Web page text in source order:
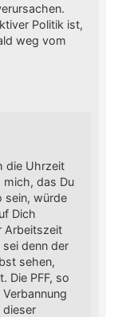
Politik ist,
weg vom
die Uhrzeit
mich, das Du
sein, würde
Dich
Arbeitszeit
denn der
sehen,
Die PFF, so